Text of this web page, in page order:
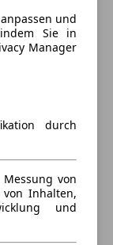
und
Sie in
Manager
durch
von
Inhalten,
und